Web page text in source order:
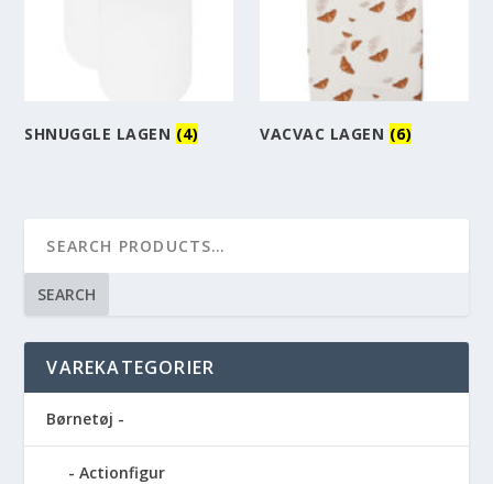
SHNUGGLE LAGEN (4) VACVAC LAGEN (6)
SEARCH
VAREKATEGORIER
Børnetøj -
Actionfigur